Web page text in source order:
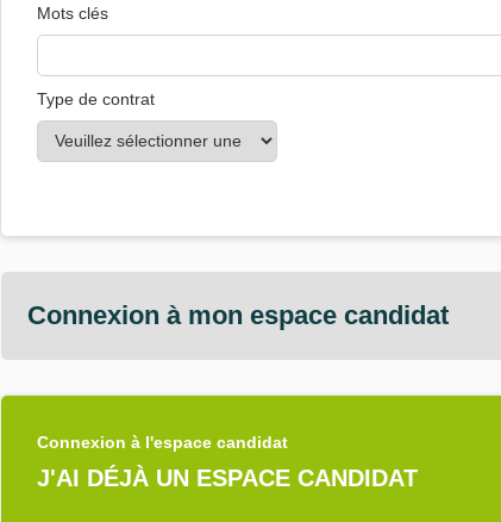
Mots clés
Type de contrat
Connexion à mon espace candidat
J'AI DÉJÀ UN ESPACE CANDIDAT
Connexion à l'espace candidat